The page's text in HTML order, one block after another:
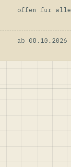
offen für alle
ab 08.10.2026